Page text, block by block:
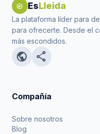
explore EsLleida
La plataforma líder para
para ofrecerte. Desde el
más escondidos.
public share
Compañía
Sobre nosotros
Blog